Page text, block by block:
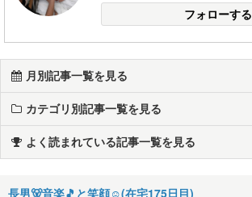
フォローする
月別記事一覧を見る
カテゴリ別記事一覧を見る
よく読まれている記事一覧を見る
長男🐻音楽🎵と笑顔☺️(在宅175日目)